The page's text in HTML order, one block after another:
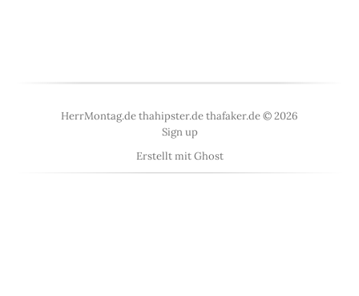
HerrMontag.de thahipster.de thafaker.de © 2026
Sign up
Erstellt mitGhost